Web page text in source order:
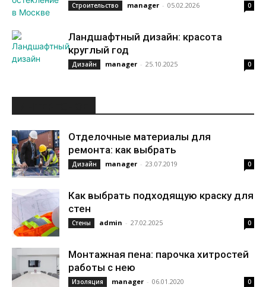
Строительство manager - 05.02.2026 0
Ландшафтный дизайн: красота
круглый год
Дизайн manager - 25.10.2025 0
Отделочные материалы для
ремонта: как выбрать
Дизайн manager - 23.07.2019 0
Как выбрать подходящую краску для
стен
Стены admin - 27.02.2025 0
Монтажная пена: парочка хитростей
работы с нею
Изоляция manager - 06.01.2020 0